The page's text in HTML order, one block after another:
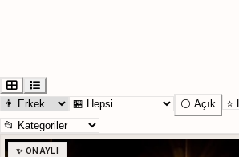
⚪ Açık
✨ ONAYLI